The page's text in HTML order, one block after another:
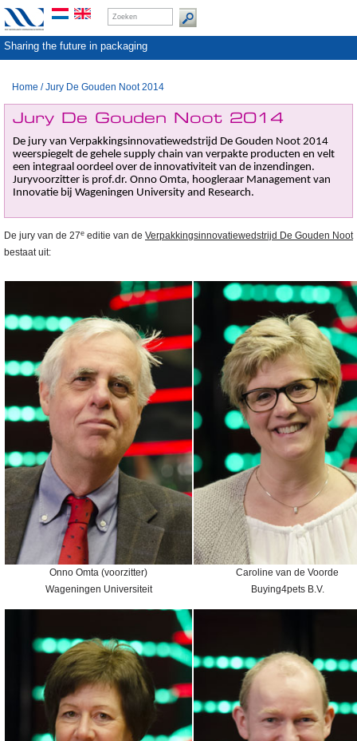
Sharing the future in packaging
Home /Jury De Gouden Noot 2014
Jury De Gouden Noot 2014
De jury van Verpakkingsinnovatiewedstrijd De Gouden Noot 2014
weerspiegelt de gehele supply chain van verpakte producten en velt
een integraal oordeel over de innovativiteit van de inzendingen.
Juryvoorzitter is prof.dr. Onno Omta, hoogleraar Management van
Innovatie bij Wageningen University and Research.
De jury van de 27e editie van de Verpakkingsinnovatiewedstrijd De Gouden Noot
bestaat uit:
Onno Omta (voorzitter)
Wageningen Universiteit
Caroline van de Voorde
Buying4pets B.V.